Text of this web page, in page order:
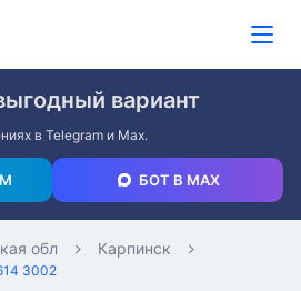
вариант
в Telegram и Max.
БОТ В MAX
обл
Карпинск
3002